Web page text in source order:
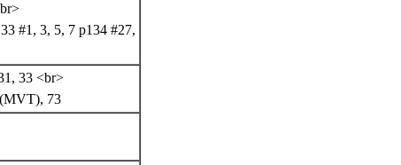
#1, 3, 5, 7 p134 #27,
33 <br>
73